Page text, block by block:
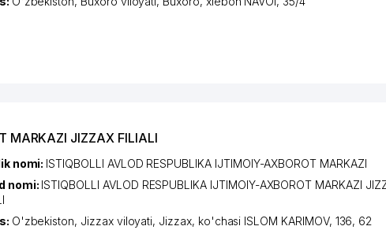
MARKAZI JIZZAX FILIALI
nomi: ISTIQBOLLI AVLOD RESPUBLIKA IJTIMOIY-AXBOROT MARKAZI
nomi: ISTIQBOLLI AVLOD RESPUBLIKA IJTIMOIY-AXBOROT MARKAZI
O'zbekiston, Jizzax viloyati, Jizzax, ko'chasi ISLOM KARIMOV, 136, 62